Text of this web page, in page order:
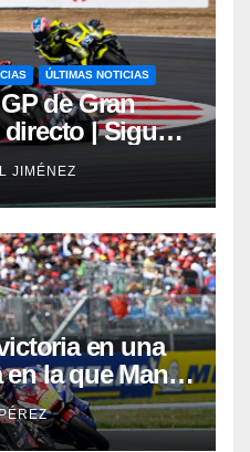
ÚLTIMAS NOTICIAS
de Gran
directo | Sigue
Silverstone
Marc Márquez
JIMÉNEZ
en una
la que Manu
un